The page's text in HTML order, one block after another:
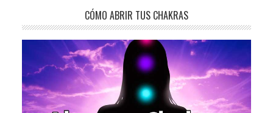
CÓMO ABRIR TUS CHAKRAS